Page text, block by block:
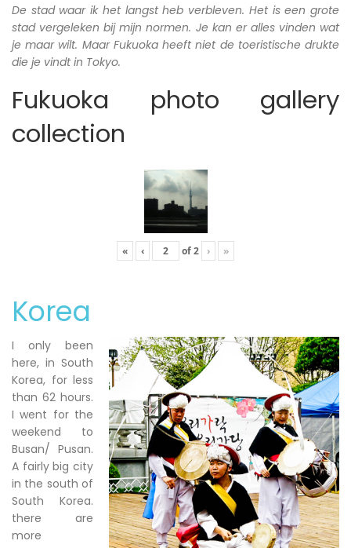
De stad waar ik het langst heb verbleven. Het is een grote
stad vergeleken bij mijn normen. Je kan er alles vinden wat
je maar wilt. Maar Fukuoka heeft niet de toeristische drukte
die je vindt in Tokyo.
Fukuoka photo gallery
collection
« ‹ of2 › »
Korea
I only been
here, in South
Korea, for less
than 62 hours.
I went for the
weekend to
Busan/ Pusan.
A fairly big city
in the south of
South Korea.
there are
more